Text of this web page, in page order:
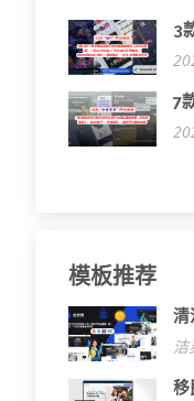
3
7
模板推荐
清
洁
移